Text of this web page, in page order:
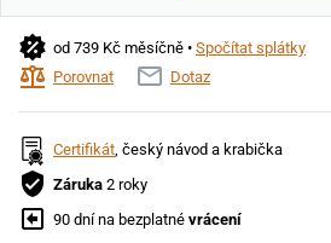
od 739 Kč měsíčně • Spočítat splátky
Porovnat
Dotaz
Certifikát, český návod a krabička
Záruka 2 roky
90 dní na bezplatné vrácení